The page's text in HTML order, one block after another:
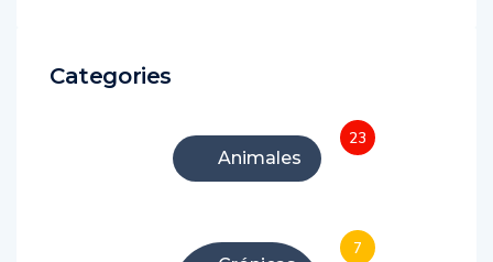
Categories
Animales
23
7